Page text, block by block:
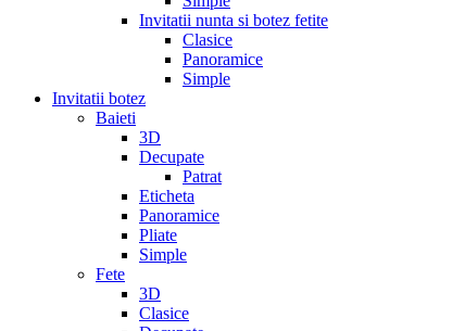
Invitatii nunta si botez fetite
Clasice
Panoramice
Simple
Invitatii botez
Baieti
3D
Decupate
Patrat
Eticheta
Panoramice
Pliate
Simple
Fete
3D
Clasice